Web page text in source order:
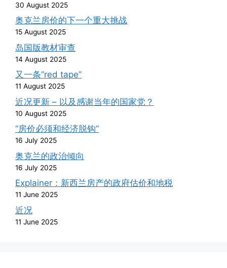
30 August 2025
奥克兰房价的下一个重大挑战
15 August 2025
岛国版教材审查
14 August 2025
又一条”red tape”
11 August 2025
近况更新 – 以及感谢当年的国家党？
10 August 2025
“房价必须和经济脱钩”
16 July 2025
奥克兰的政治倾向
16 July 2025
Explainer：新西兰房产的政府估价和地税
11 June 2025
近况
11 June 2025